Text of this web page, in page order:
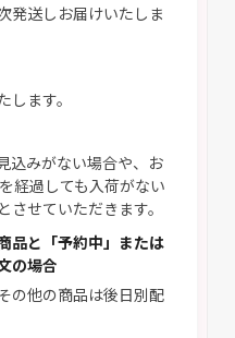
発送しお届けいたしま
ます。
込みがない場合や、お
経過しても入荷がない
せていただきます。
品と「予約中」または
の場合
の他の商品は後日別配